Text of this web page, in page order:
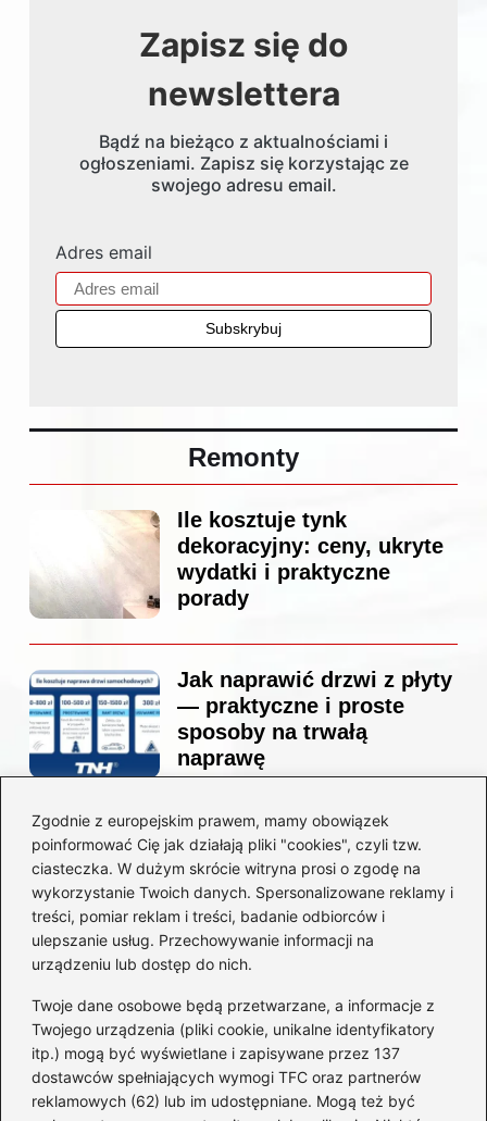
Zgodnie z europejskim prawem, mamy obowiązek
poinformować Cię jak działają pliki "cookies", czyli tzw.
ciasteczka. W dużym skrócie witryna prosi o zgodę na
wykorzystanie Twoich danych. Spersonalizowane reklamy i
treści, pomiar reklam i treści, badanie odbiorców i
ulepszanie usług. Przechowywanie informacji na
urządzeniu lub dostęp do nich.
Twoje dane osobowe będą przetwarzane, a informacje z
Twojego urządzenia (pliki cookie, unikalne identyfikatory
itp.) mogą być wyświetlane i zapisywane przez 137
dostawców spełniających wymogi TFC oraz partnerów
reklamowych (62) lub im udostępniane. Mogą też być
Zapisz się do
newslettera
Bądź na bieżąco z aktualnościami i
ogłoszeniami. Zapisz się korzystając ze
swojego adresu email.
Adres email
Remonty
Ile kosztuje tynk
dekoracyjny: ceny, ukryte
wydatki i praktyczne
porady
Jak naprawić drzwi z płyty
— praktyczne i proste
sposoby na trwałą
naprawę
Ile kosztuje projekt
łazienki u architekta —
ceny, które naprawdę
zaskoczą
Jak zamontować listwę
startową do styropianu
bez błędów: krok po kroku